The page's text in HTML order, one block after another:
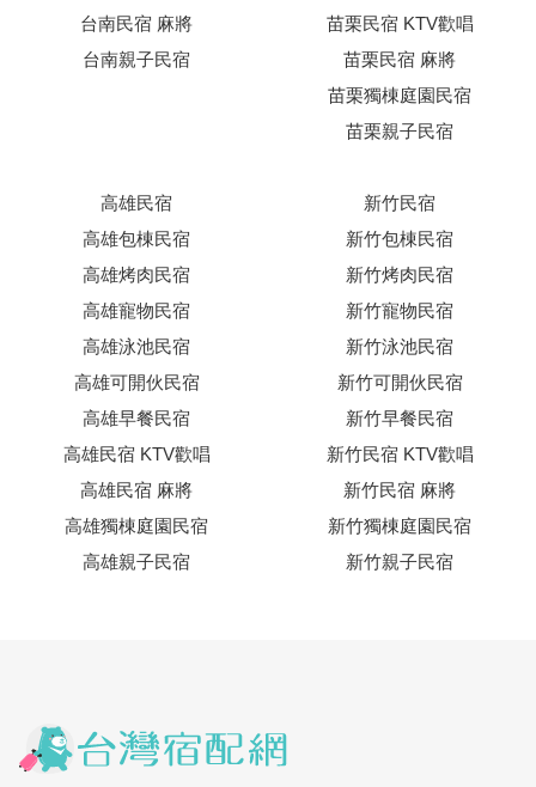
台南民宿 麻將
台南親子民宿
苗栗民宿 KTV歡唱
苗栗民宿 麻將
苗栗獨棟庭園民宿
苗栗親子民宿
高雄民宿
高雄包棟民宿
高雄烤肉民宿
高雄寵物民宿
高雄泳池民宿
高雄可開伙民宿
高雄早餐民宿
高雄民宿 KTV歡唱
高雄民宿 麻將
高雄獨棟庭園民宿
高雄親子民宿
新竹民宿
新竹包棟民宿
新竹烤肉民宿
新竹寵物民宿
新竹泳池民宿
新竹可開伙民宿
新竹早餐民宿
新竹民宿 KTV歡唱
新竹民宿 麻將
新竹獨棟庭園民宿
新竹親子民宿